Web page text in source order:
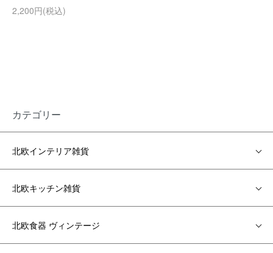
2,200円(税込)
カテゴリー
北欧インテリア雑貨
北欧キッチン雑貨
北欧食器 ヴィンテージ